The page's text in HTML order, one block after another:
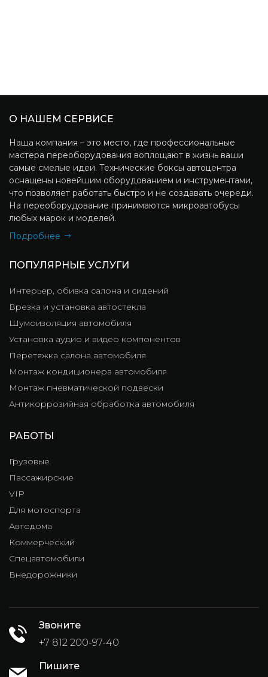
О НАШЕМ СЕРВИСЕ
Наша компания – это место, где профессиональные
мастера переоборудования воплощают в жизнь ваши
самые смелые идеи. Технические боксы автоцентра
оснащены новейшим оборудованием и инструментами,
что позволяет работать быстро и не создавать очереди.
На переоборудование принимаются микроавтобусы
любых марок и моделей.
Подробнее
ПОПУЛЯРНЫЕ УСЛУГИ
Интерьер, обивка салона и сидений
Врезка и установка автостекла
Шумоизоляция автомобиля
Установка аудио и видео компонентов
Перетяжка салона автомобиля
Монтаж кондиционера автомобиля
Монтаж пневматической подвески
Антикоррозийная обработка автомобиля
РАБОТЫ
Грузовые
Пассажирские
VIP
Для мотоспорта
Автодома
Коммерческий
Спецавтомобили
Внедорожники
Звоните
+7 812 200-97-40
Пишите